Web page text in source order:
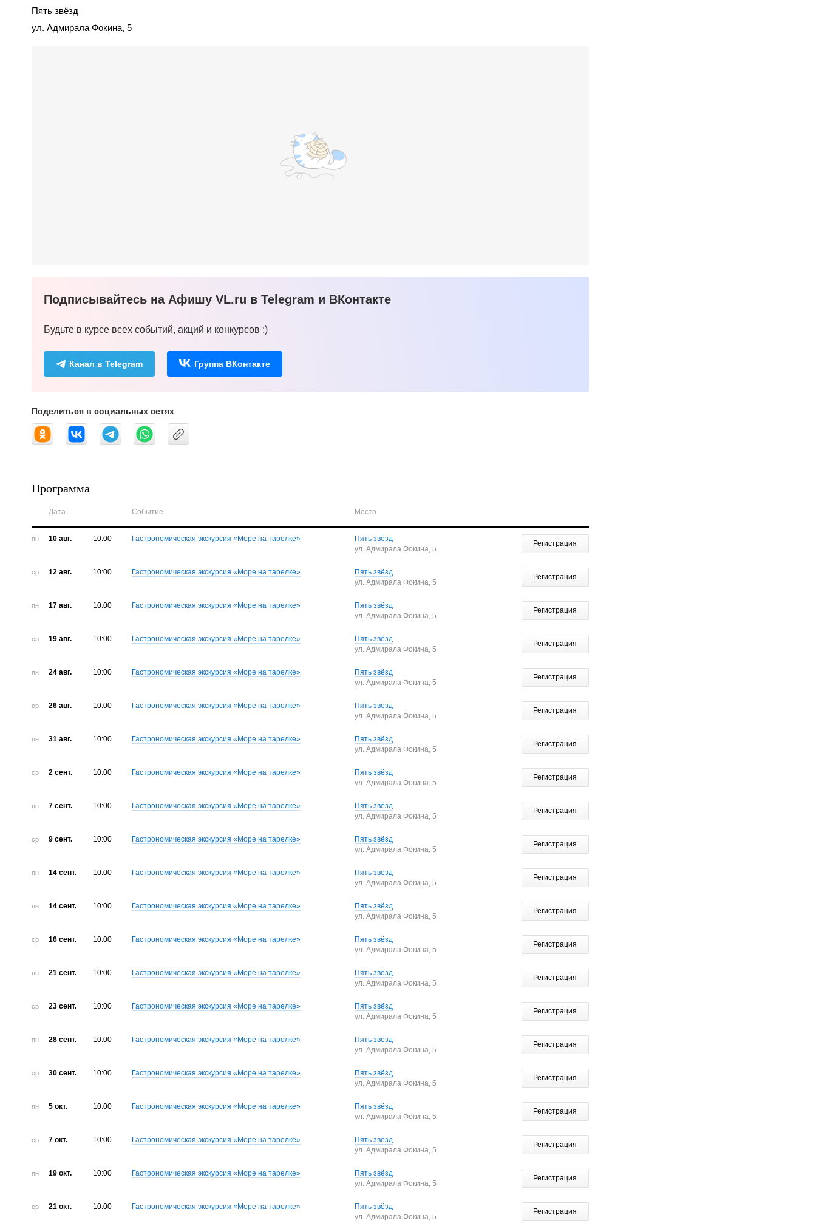
Пять звёзд
ул. Адмирала Фокина, 5
Подписывайтесь на Афишу VL.ru в Telegram и ВКонтакте
Будьте в курсе всех событий, акций и конкурсов :)
Канал в Telegram Группа ВКонтакте
Поделиться в социальных сетях
Программа
Дата Событие Место
пн 10 авг. 10:00 Гастрономическая экскурсия «Море на тарелке»
Пять звёзд
ул. Адмирала Фокина, 5
Регистрация
ср 12 авг. 10:00 Гастрономическая экскурсия «Море на тарелке»
Пять звёзд
ул. Адмирала Фокина, 5
Регистрация
пн 17 авг. 10:00 Гастрономическая экскурсия «Море на тарелке»
Пять звёзд
ул. Адмирала Фокина, 5
Регистрация
ср 19 авг. 10:00 Гастрономическая экскурсия «Море на тарелке»
Пять звёзд
ул. Адмирала Фокина, 5
Регистрация
пн 24 авг. 10:00 Гастрономическая экскурсия «Море на тарелке»
Пять звёзд
ул. Адмирала Фокина, 5
Регистрация
ср 26 авг. 10:00 Гастрономическая экскурсия «Море на тарелке»
Пять звёзд
ул. Адмирала Фокина, 5
Регистрация
пн 31 авг. 10:00 Гастрономическая экскурсия «Море на тарелке»
Пять звёзд
ул. Адмирала Фокина, 5
Регистрация
ср 2 сент. 10:00 Гастрономическая экскурсия «Море на тарелке»
Пять звёзд
ул. Адмирала Фокина, 5
Регистрация
пн 7 сент. 10:00 Гастрономическая экскурсия «Море на тарелке»
Пять звёзд
ул. Адмирала Фокина, 5
Регистрация
ср 9 сент. 10:00 Гастрономическая экскурсия «Море на тарелке»
Пять звёзд
ул. Адмирала Фокина, 5
Регистрация
пн 14 сент. 10:00 Гастрономическая экскурсия «Море на тарелке»
Пять звёзд
ул. Адмирала Фокина, 5
Регистрация
пн 14 сент. 10:00 Гастрономическая экскурсия «Море на тарелке»
Пять звёзд
ул. Адмирала Фокина, 5
Регистрация
ср 16 сент. 10:00 Гастрономическая экскурсия «Море на тарелке»
Пять звёзд
ул. Адмирала Фокина, 5
Регистрация
пн 21 сент. 10:00 Гастрономическая экскурсия «Море на тарелке»
Пять звёзд
ул. Адмирала Фокина, 5
Регистрация
ср 23 сент. 10:00 Гастрономическая экскурсия «Море на тарелке»
Пять звёзд
ул. Адмирала Фокина, 5
Регистрация
пн 28 сент. 10:00 Гастрономическая экскурсия «Море на тарелке»
Пять звёзд
ул. Адмирала Фокина, 5
Регистрация
ср 30 сент. 10:00 Гастрономическая экскурсия «Море на тарелке»
Пять звёзд
ул. Адмирала Фокина, 5
Регистрация
пн 5 окт. 10:00 Гастрономическая экскурсия «Море на тарелке»
Пять звёзд
ул. Адмирала Фокина, 5
Регистрация
ср 7 окт. 10:00 Гастрономическая экскурсия «Море на тарелке»
Пять звёзд
ул. Адмирала Фокина, 5
Регистрация
пн 19 окт. 10:00 Гастрономическая экскурсия «Море на тарелке»
Пять звёзд
ул. Адмирала Фокина, 5
Регистрация
ср 21 окт. 10:00 Гастрономическая экскурсия «Море на тарелке»
Пять звёзд
ул. Адмирала Фокина, 5
Регистрация